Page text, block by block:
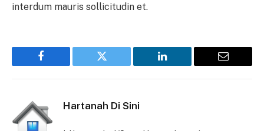
interdum mauris sollicitudin et.
Facebook Twitter LinkedIn Email
Hartanah Di Sini